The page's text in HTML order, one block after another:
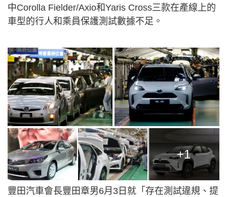
中Corolla Fielder/Axio和Yaris Cross三款在產線上的
車型的行人和乘員保護測試數據不足。
+1
豐田汽車會長豐田章男6月3日就「存在測試違規、提